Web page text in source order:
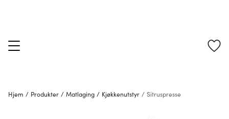
Hjem / Produkter / Matlaging / Kjøkkenutstyr / Sitruspresse